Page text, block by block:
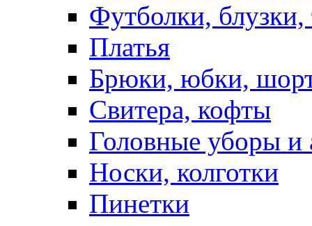
Футболки,
Платья
Брюки, юбки,
Свитера, кофты
Головные уборы и
Носки, колготки
Пинетки